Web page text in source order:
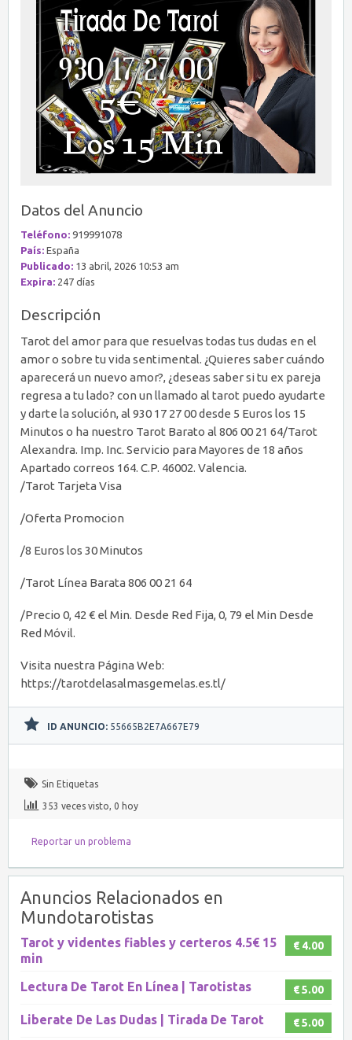
Datos del Anuncio
Teléfono: 919991078
País: España
Publicado: 13 abril, 2026 10:53 am
Expira: 247 días
Descripción
Tarot del amor para que resuelvas todas tus dudas en el
amor o sobre tu vida sentimental. ¿Quieres saber cuándo
aparecerá un nuevo amor?, ¿deseas saber si tu ex pareja
regresa a tu lado? con un llamado al tarot puedo ayudarte
y darte la solución, al 930 17 27 00 desde 5 Euros los 15
Minutos o ha nuestro Tarot Barato al 806 00 21 64/Tarot
Alexandra. Imp. Inc. Servicio para Mayores de 18 años
Apartado correos 164. C.P. 46002. Valencia.
/Tarot Tarjeta Visa
/Oferta Promocion
/8 Euros los 30 Minutos
/Tarot Línea Barata 806 00 21 64
/Precio 0, 42 € el Min. Desde Red Fija, 0, 79 el Min Desde
Red Móvil.
Visita nuestra Página Web:
https://tarotdelasalmasgemelas.es.tl/
ID ANUNCIO: 55665B2E7A667E79
Sin Etiquetas
353 veces visto, 0 hoy
Reportar un problema
Anuncios Relacionados en
Mundotarotistas
€ 4.00
Tarot y videntes fiables y certeros 4.5€ 15
min
€ 5.00
Lectura De Tarot En Línea | Tarotistas
€ 5.00
Liberate De Las Dudas | Tirada De Tarot